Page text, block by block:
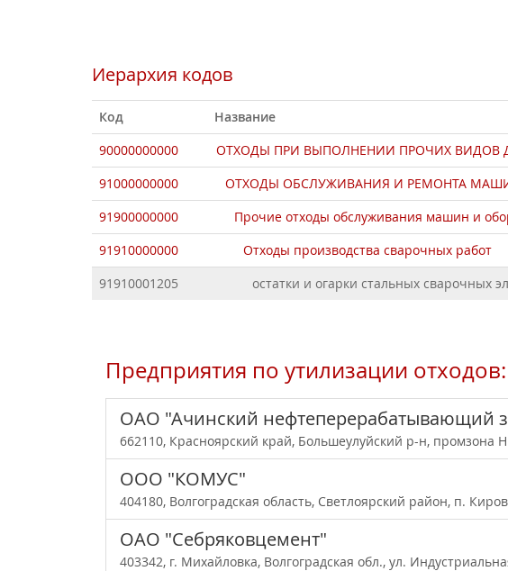
Иерархия кодов
Код Название
90000000000
ОТХОДЫ ПРИ ВЫПОЛНЕНИИ ПРОЧИХ ВИДОВ
91000000000
ОТХОДЫ ОБСЛУЖИВАНИЯ И РЕМОНТА
91900000000
Прочие отходы обслуживания машин и
91910000000
Отходы производства сварочных работ
91910001205
остатки и огарки стальных сварочных
Предприятия по утилизации
ОАО "Ачинский нефтеперерабатывающий
662110, Красноярский край, Большеулуйский р-н, промзона
ООО "КОМУС"
404180, Волгоградская область, Светлоярский район, п.
ОАО "Себряковцемент"
403342, г. Михайловка, Волгоградская обл., ул.